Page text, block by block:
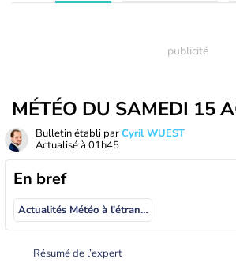
MÉTÉO DU SAMEDI 15
Bulletin établi parCyril WUEST
Actualisé à 01h45
En bref
Actualités Météo à l'étranger
Résumé de l’expert